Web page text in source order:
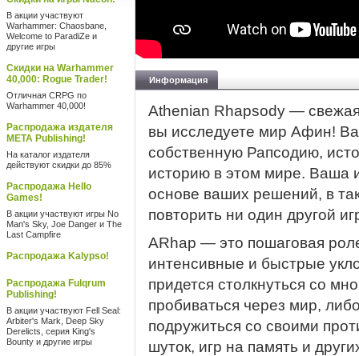
В акции участвуют
Warhammer: Chaosbane,
Welcome to ParadiZe и
другие игры
Скидки на Warhammer
40,000: Rogue Trader!
Отличная CRPG по
Warhammer 40,000!
Распродажа издателя
META Publishing!
На каталог издателя
действуют скидки до 85%
Распродажа Hello
Games!
В акции участвуют игры No
Man's Sky, Joe Danger и The
Last Campfire
Распродажа Kalypso!
Распродажа Fulqrum
Publishing!
В акции участвуют Fell Seal:
Arbiter's Mark, Deep Sky
Derelicts, серия King's
Bounty и другие игры
Информация
Athenian Rhapsody —
вы исследуете мир Афин!
собственную Рапсодию,
историю в этом мире. Ваша
основе ваших решений, в
повторить ни один другой
ARhap — это пошаговая
интенсивные и быстрые
придется столкнуться со
пробиваться через мир,
подружиться со своими
шуток, игр на память и